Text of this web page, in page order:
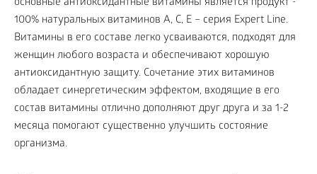
основные антиоксидантные витамины является продукт -
100% натуральных витаминов A, C, E – серия Expert Line.
Витамины в его составе легко усваиваются, подходят для
женщин любого возраста и обеспечивают хорошую
антиоксидантную защиту. Сочетание этих витаминов
обладает синергетическим эффектом, входящие в его
состав витамины отлично дополняют друг друга и за 1-2
месяца помогают существенно улучшить состояние
организма.